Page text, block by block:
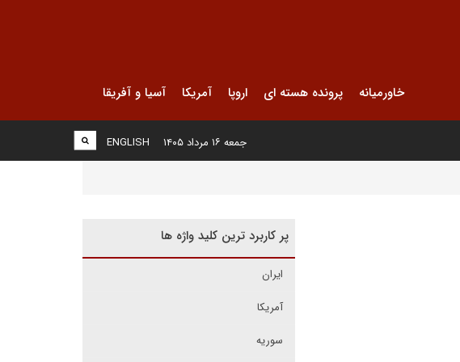
خاورمیانه پرونده هسته ای اروپا آمریکا آسیا و آفریقا
ENGLISH جمعه ۱۶ مرداد ۱۴۰۵
پر کاربرد ترین کلید واژه ها
ایران
آمریکا
سوریه